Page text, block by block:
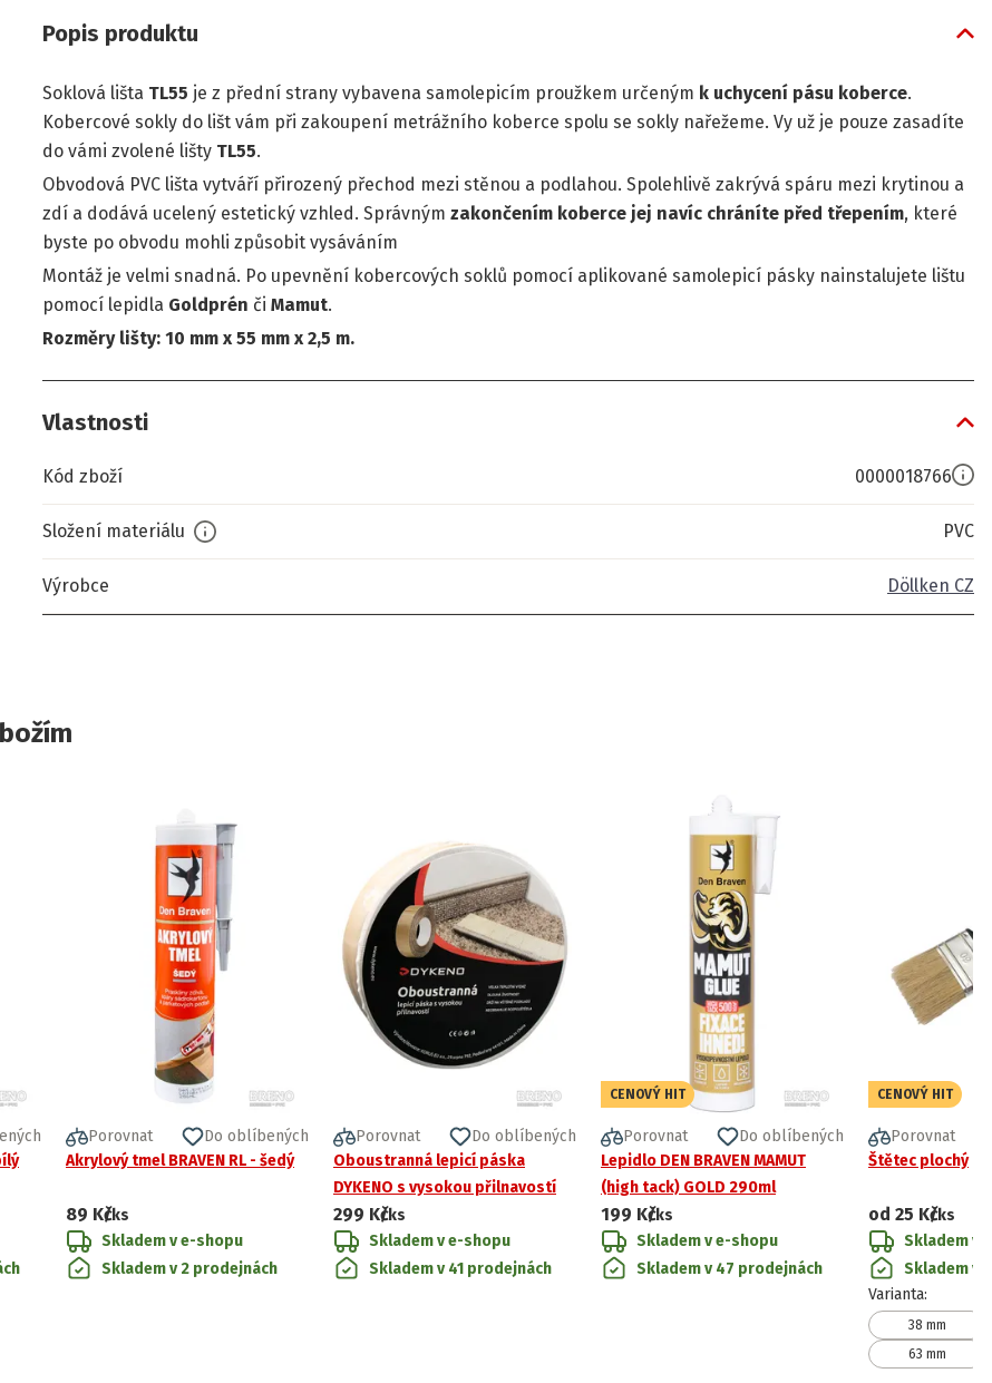
Popis produktu
Soklová lišta TL55 je z přední strany vybavena samolepicím proužkem určeným k uchycení pásu koberce.
Kobercové sokly do lišt vám při zakoupení metrážního koberce spolu se sokly nařežeme. Vy už je pouze zasadíte
do vámi zvolené lišty TL55.
Obvodová PVC lišta vytváří přirozený přechod mezi stěnou a podlahou. Spolehlivě zakrývá spáru mezi krytinou a
zdí a dodává ucelený estetický vzhled. Správným zakončením koberce jej navíc chráníte před třepením, které
byste po obvodu mohli způsobit vysáváním
Montáž je velmi snadná. Po upevnění kobercových soklů pomocí aplikované samolepicí pásky nainstalujete lištu
pomocí lepidla Goldprén či Mamut.
Rozměry lišty: 10 mm x 55 mm x 2,5 m.
Vlastnosti
Kód zboží 0000018766
Složení materiálu PVC
Výrobce Döllken CZ
Porovnat
Do oblíbených
Akrylový tmel BRAVEN RL - šedý
89 Kč/ks
Skladem v e-shopu
Skladem v 2 prodejnách
Porovnat
Do oblíbených
Oboustranná lepicí páska
DYKENO s vysokou přilnavostí
299 Kč/ks
Skladem v e-shopu
Skladem v 41 prodejnách
CENOVÝ HIT
Porovnat
Do oblíbených
Lepidlo DEN BRAVEN MAMUT
(high tack) GOLD 290ml
199 Kč/ks
Skladem v e-shopu
Skladem v 47 prodejnách
CENOVÝ HIT
Porovnat
Štětec plochý
od 25 Kč/ks
Skladem v
Skladem v
Varianta:
38 mm
63 mm